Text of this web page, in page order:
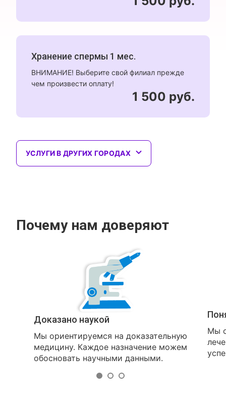
Хранение спермы 1 мес.
ВНИМАНИЕ! Выберите свой филиал прежде
чем произвести оплату!
1 500 руб.
УСЛУГИ В ДРУГИХ ГОРОДАХ
Почему нам доверяют
Доказано наукой
Мы ориентируемся на доказательную
медицину. Каждое назначение можем
обосновать научными данными.
Мы